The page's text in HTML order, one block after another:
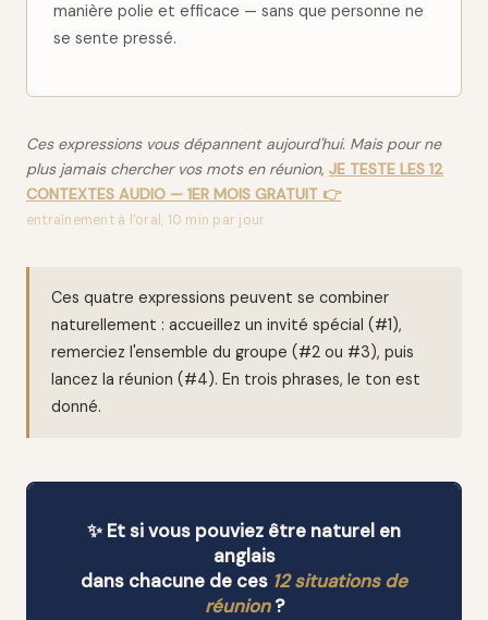
manière polie et efficace — sans que personne ne
se sente pressé.
Ces expressions vous dépannent aujourd'hui. Mais pour ne
plus jamais chercher vos mots en réunion, JE TESTE LES 12
CONTEXTES AUDIO — 1ER MOIS GRATUIT 👉
entraînement à l'oral, 10 min par jour
Ces quatre expressions peuvent se combiner
naturellement : accueillez un invité spécial (#1),
remerciez l'ensemble du groupe (#2 ou #3), puis
lancez la réunion (#4). En trois phrases, le ton est
donné.
✨ Et si vous pouviez être naturel en
anglais
dans chacune de ces 12 situations de
réunion?